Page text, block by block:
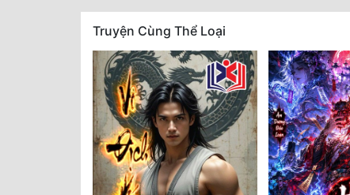
Truyện Cùng Thể Loại